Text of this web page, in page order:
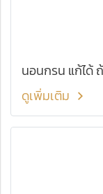
นอนกรน แก้ได้
ดูเพิ่มเติม